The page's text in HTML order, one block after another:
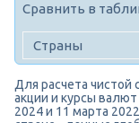
Сравнить в
Для расчета чистой
акции и курсы
2024 и 11 марта